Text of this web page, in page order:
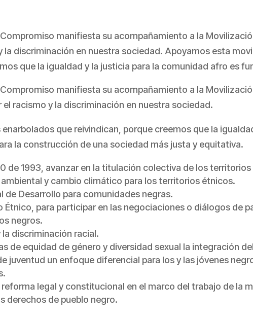
manifiesta su acompañamiento a la
la discriminación en nuestra sociedad. Apoyamos esta
que la igualdad y la justicia para la comunidad afro es
manifiesta su acompañamiento a la
racismo y la discriminación en nuestra sociedad.
que reivindican, porque creemos que la
la construcción de una sociedad más justa y equitativa.
de 1993, avanzar en la titulación colectiva de los
y cambio climático para los territorios étnicos.
de Desarrollo para comunidades negras.
para participar en las negociaciones o diálogos de
negros.
discriminación racial.
de equidad de género y diversidad sexual la integración
juventud un enfoque diferencial para los y las jóvenes
legal y constitucional en el marco del trabajo de la
derechos de pueblo negro.